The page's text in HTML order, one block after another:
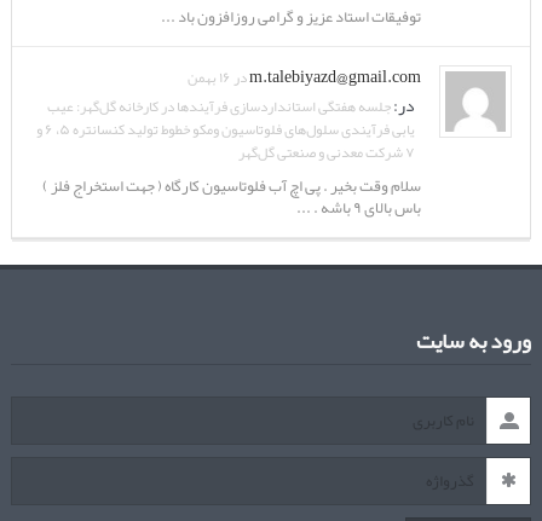
توفیقات استاد عزیز و گرامی روزافزون باد ...
m.talebiyazd@gmail.comدر ۱۶ بهمن
در:جلسه هفتگی استانداردسازی فرآیندها در کارخانه گل‌گهر: عیب
یابی فرآیندی سلول‌های فلوتاسیون ومکو خطوط تولید کنسانتره ۵، ۶ و
۷ شرکت معدنی و صنعتی گل‌گهر
سلام وقت بخیر . پی اچ آب فلوتاسیون کارگاه ( جهت استخراج فلز )
باس بالای ۹ باشه . ...
ورود به سایت